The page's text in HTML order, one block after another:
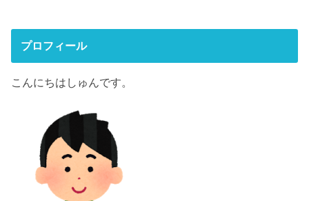
プロフィール
こんにちはしゅんです。